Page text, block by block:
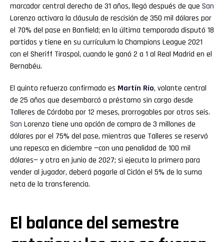
marcador central derecho de 31 años, llegó después de que San
Lorenzo activara la cláusula de rescisión de 350 mil dólares por
el 70% del pase en Banfield; en la última temporada disputó 18
partidos y tiene en su currículum la Champions League 2021
con el Sheriff Tiraspol, cuando le ganó 2 a 1 al Real Madrid en el
Bernabéu.
El quinto refuerzo confirmado es Martín Río, volante central
de 25 años que desembarcó a préstamo sin cargo desde
Talleres de Córdoba por 12 meses, prorrogables por otros seis.
San Lorenzo tiene una opción de compra de 3 millones de
dólares por el 75% del pase, mientras que Talleres se reservó
una repesca en diciembre —con una penalidad de 100 mil
dólares— y otra en junio de 2027; si ejecuta la primera para
vender al jugador, deberá pagarle al Ciclón el 5% de la suma
neta de la transferencia.
El balance del semestre